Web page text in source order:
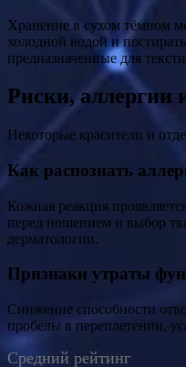
Хранение в сухом тёмном
холодной водой и
предназначенные для
Риски, аллергии
Некоторые красители и
Как распознать
Кожная реакция
перед ношением и выбор
дерматологии.
Признаки утраты
Снижение способности
пробелы в переплетении,
Средний рейтинг